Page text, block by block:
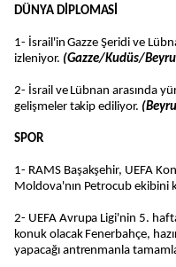
DÜNYA DİPLOMASİ
1- İsrail'in Gazze Şeridi ve
izleniyor. (Gazze/Kudüs/
2- İsrail ve Lübnan arasında
gelişmeler takip ediliyor.
SPOR
1- RAMS Başakşehir, UEFA
Moldova'nın Petrocub ekibini
2- UEFA Avrupa Ligi'nin 5.
konuk olacak Fenerbahçe,
yapacağı antrenmanla